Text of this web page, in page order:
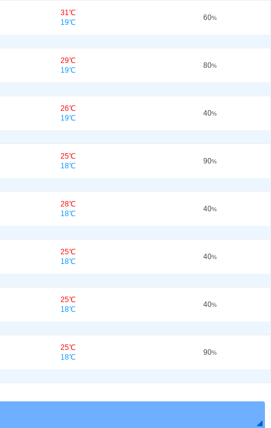
31℃
19℃
60%
29℃
19℃
80%
26℃
19℃
40%
25℃
18℃
90%
28℃
18℃
40%
25℃
18℃
40%
25℃
18℃
40%
25℃
18℃
90%